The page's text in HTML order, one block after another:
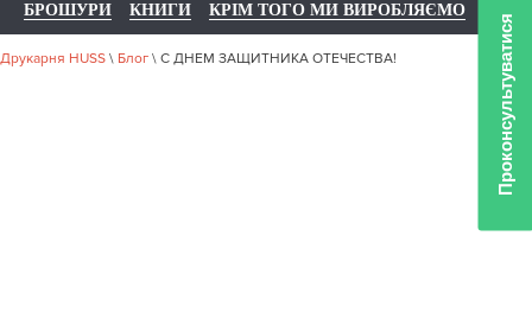
БРОШУРИ
КНИГИ КРІМ ТОГО МИ ВИРОБЛЯЄМО
Друкарня HUSS \ Блог \ С ДНЕМ ЗАЩИТНИКА ОТЕЧЕСТВА! Проконсультуватися